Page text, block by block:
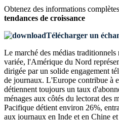
Obtenez des informations
tendances de croissance
Télécharger un
Le marché des médias
variée, l'Amérique du Nord
dirigée par un solide engagement
de journaux. L'Europe contribue à
détiennent toujours un taux
ménages aux côtés du lectorat des
Pacifique détient environ 26%,
aux journaux en Inde et en Chine